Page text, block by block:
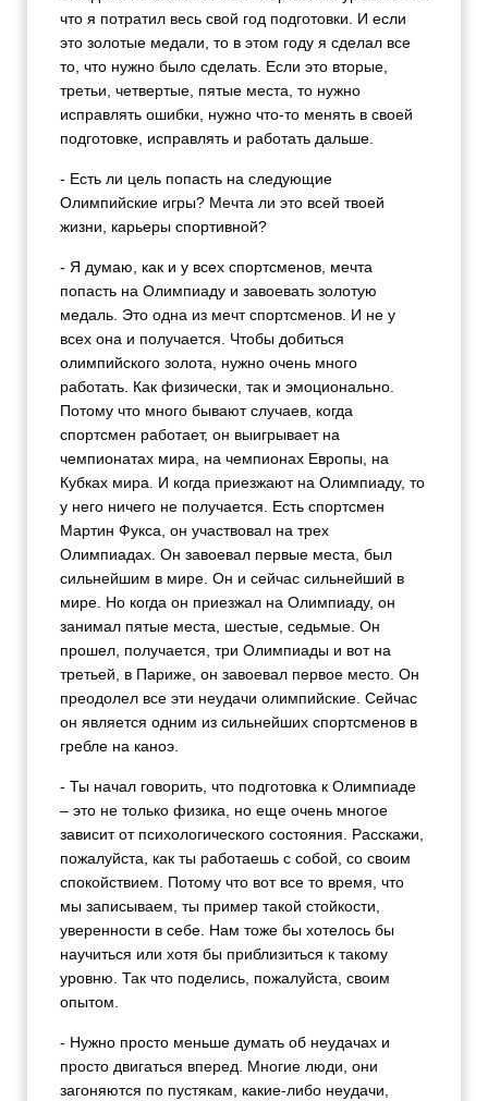
что я потратил весь свой год подготовки. И если
это золотые медали, то в этом году я сделал все
то, что нужно было сделать. Если это вторые,
третьи, четвертые, пятые места, то нужно
исправлять ошибки, нужно что-то менять в своей
подготовке, исправлять и работать дальше.
- Есть ли цель попасть на следующие
Олимпийские игры? Мечта ли это всей твоей
жизни, карьеры спортивной?
- Я думаю, как и у всех спортсменов, мечта
попасть на Олимпиаду и завоевать золотую
медаль. Это одна из мечт спортсменов. И не у
всех она и получается. Чтобы добиться
олимпийского золота, нужно очень много
работать. Как физически, так и эмоционально.
Потому что много бывают случаев, когда
спортсмен работает, он выигрывает на
чемпионатах мира, на чемпионах Европы, на
Кубках мира. И когда приезжают на Олимпиаду, то
у него ничего не получается. Есть спортсмен
Мартин Фукса, он участвовал на трех
Олимпиадах. Он завоевал первые места, был
сильнейшим в мире. Он и сейчас сильнейший в
мире. Но когда он приезжал на Олимпиаду, он
занимал пятые места, шестые, седьмые. Он
прошел, получается, три Олимпиады и вот на
третьей, в Париже, он завоевал первое место. Он
преодолел все эти неудачи олимпийские. Сейчас
он является одним из сильнейших спортсменов в
гребле на каноэ.
- Ты начал говорить, что подготовка к Олимпиаде
– это не только физика, но еще очень многое
зависит от психологического состояния. Расскажи,
пожалуйста, как ты работаешь с собой, со своим
спокойствием. Потому что вот все то время, что
мы записываем, ты пример такой стойкости,
уверенности в себе. Нам тоже бы хотелось бы
научиться или хотя бы приблизиться к такому
уровню. Так что поделись, пожалуйста, своим
опытом.
- Нужно просто меньше думать об неудачах и
просто двигаться вперед. Многие люди, они
загоняются по пустякам, какие-либо неудачи,